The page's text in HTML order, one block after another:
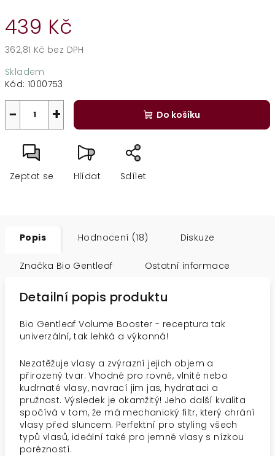
439 Kč
362,81 Kč bez DPH
cena:
Skladem
Kód: 1000753
+
− Do košíku
Zeptat se Hlídat Sdílet
Popis Hodnocení (18) Diskuze
Značka Bio Gentleaf Ostatní informace
Detailní popis produktu
Bio Gentleaf Volume Booster - receptura tak
univerzální, tak lehká a výkonná!
Nezatěžuje vlasy a zvýrazní jejich objem a
přirozený tvar. Vhodné pro rovné, vlnité nebo
kudrnaté vlasy, navrací jim jas, hydrataci a
pružnost. Výsledek je okamžitý! Jeho další kvalita
spočívá v tom, že má mechanický filtr, který chrání
vlasy před sluncem. Perfektní pro styling všech
typů vlasů, ideální také pro jemné vlasy s nízkou
porézností.